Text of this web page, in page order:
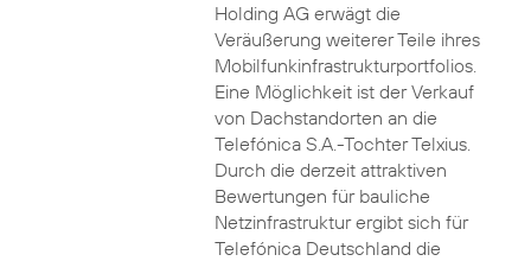
Holding AG erwägt die
Veräußerung weiterer Teile ihres
Mobilfunkinfrastrukturportfolios.
Eine Möglichkeit ist der Verkauf
von Dachstandorten an die
Telefónica S.A.-Tochter Telxius.
Durch die derzeit attraktiven
Bewertungen für bauliche
Netzinfrastruktur ergibt sich für
Telefónica Deutschland die